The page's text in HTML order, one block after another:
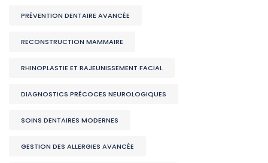
PRÉVENTION DENTAIRE AVANCÉE
RECONSTRUCTION MAMMAIRE
RHINOPLASTIE ET RAJEUNISSEMENT FACIAL
DIAGNOSTICS PRÉCOCES NEUROLOGIQUES
SOINS DENTAIRES MODERNES
GESTION DES ALLERGIES AVANCÉE